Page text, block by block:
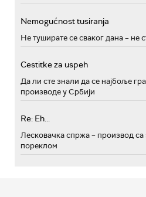
Nemogućnost tusiranja
Не туширате се сваког дана – не
Cestitke za uspeh
Да ли сте знали да се најбоље
производе у Србији
Re: Eh...
Лесковачка спржа – производ
пореклом